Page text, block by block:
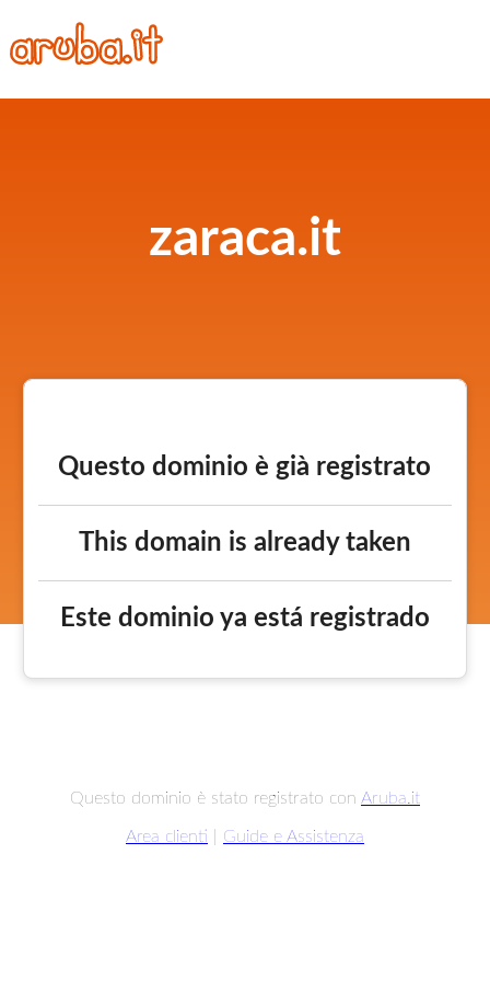
zaraca.it
Questo dominio è già registrato
This domain is already taken
Este dominio ya está registrado
Questo dominio è stato registrato con Aruba.it
Area clienti Guide e Assistenza